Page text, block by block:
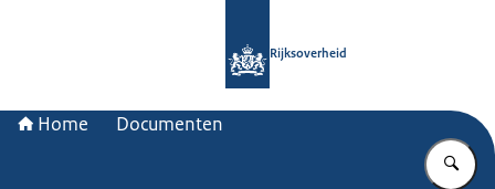
Rijksoverheid
Home Documenten